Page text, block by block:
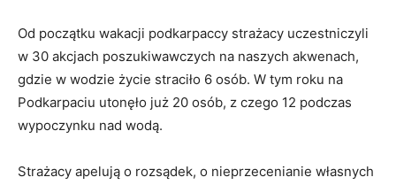
Od początku wakacji podkarpaccy strażacy uczestniczyli
w 30 akcjach poszukiwawczych na naszych akwenach,
gdzie w wodzie życie straciło 6 osób. W tym roku na
Podkarpaciu utonęło już 20 osób, z czego 12 podczas
wypoczynku nad wodą.
Strażacy apelują o rozsądek, o nieprzecenianie własnych